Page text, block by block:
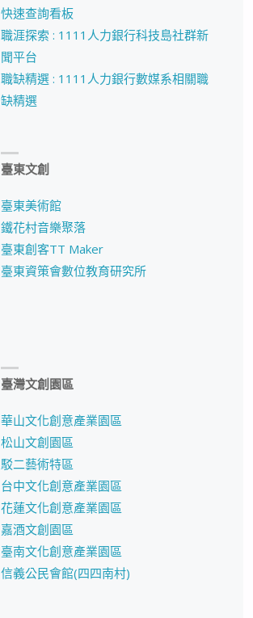
快速查詢看板
職涯探索 : 1111人力銀行科技島社群新
聞平台
職缺精選 : 1111人力銀行數媒系相關職
缺精選
臺東文創
臺東美術館
鐵花村音樂聚落
臺東創客TT Maker
臺東資策會數位教育研究所
臺灣文創園區
華山文化創意產業園區
松山文創園區
駁二藝術特區
台中文化創意產業園區
花蓮文化創意產業園區
嘉酒文創園區
臺南文化創意產業園區
信義公民會館(四四南村)